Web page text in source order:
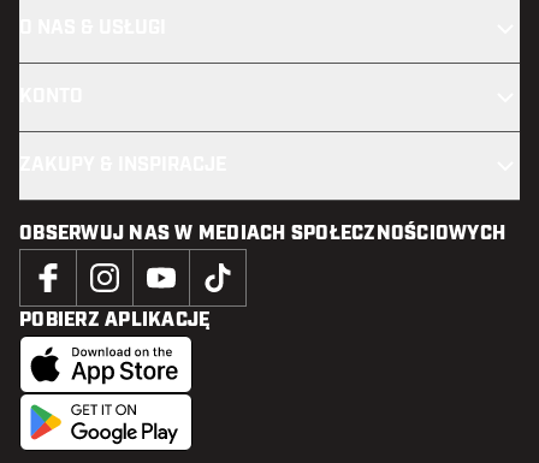
OBSERWUJ NAS W MEDIACH SPOŁECZNOŚCIOWYCH
POBIERZ APLIKACJĘ